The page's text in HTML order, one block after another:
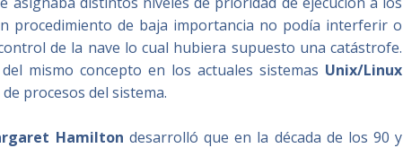
procedimiento de baja importancia no podía interferir o
de la nave lo cual hubiera supuesto una catástrofe.
mismo concepto en los actuales sistemas Unix/Linux
procesos del sistema.
Hamilton desarrolló que en la década de los 90 y